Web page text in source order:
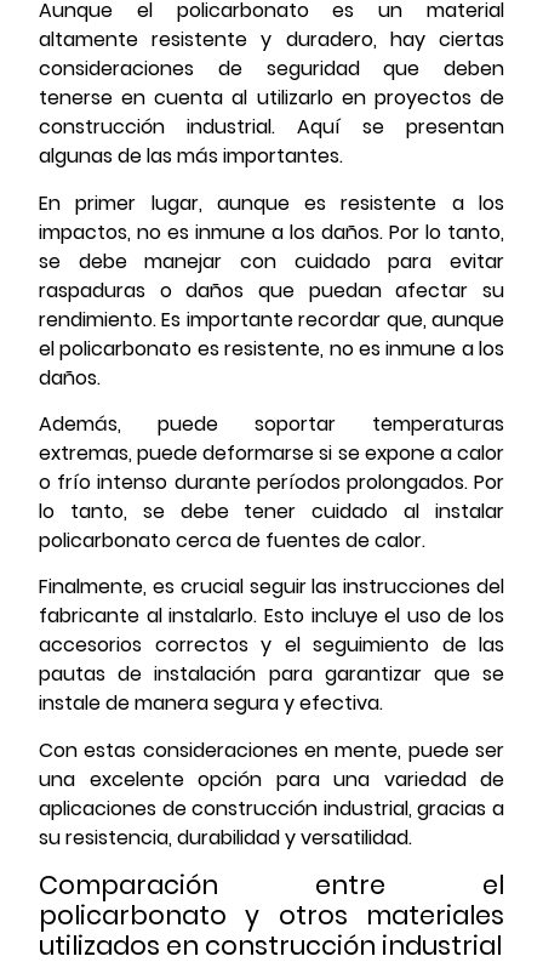
Aunque el policarbonato es un material
altamente resistente y duradero, hay ciertas
consideraciones de seguridad que deben
tenerse en cuenta al utilizarlo en proyectos de
construcción industrial. Aquí se presentan
algunas de las más importantes.
En primer lugar, aunque es resistente a los
impactos, no es inmune a los daños. Por lo tanto,
se debe manejar con cuidado para evitar
raspaduras o daños que puedan afectar su
rendimiento. Es importante recordar que, aunque
el policarbonato es resistente, no es inmune a los
daños.
Además, puede soportar temperaturas
extremas, puede deformarse si se expone a calor
o frío intenso durante períodos prolongados. Por
lo tanto, se debe tener cuidado al instalar
policarbonato cerca de fuentes de calor.
Finalmente, es crucial seguir las instrucciones del
fabricante al instalarlo. Esto incluye el uso de los
accesorios correctos y el seguimiento de las
pautas de instalación para garantizar que se
instale de manera segura y efectiva.
Con estas consideraciones en mente, puede ser
una excelente opción para una variedad de
aplicaciones de construcción industrial, gracias a
su resistencia, durabilidad y versatilidad.
Comparación entre el
policarbonato y otros materiales
utilizados en construcción industrial